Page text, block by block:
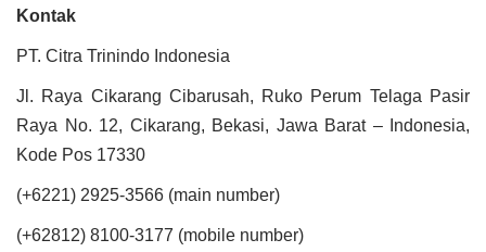
Kontak
PT. Citra Trinindo Indonesia
Jl. Raya Cikarang Cibarusah, Ruko Perum Telaga Pasir
Raya No. 12, Cikarang, Bekasi, Jawa Barat – Indonesia,
Kode Pos 17330
(+6221) 2925-3566 (main number)
(+62812) 8100-3177 (mobile number)